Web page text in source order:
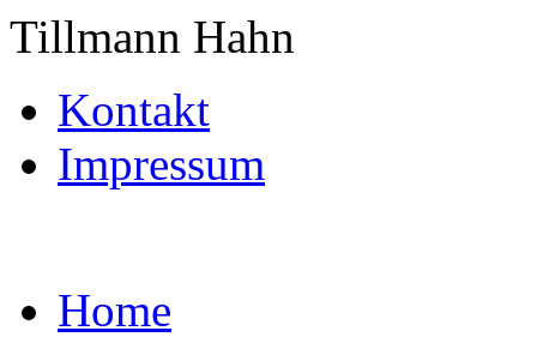
Tillmann Hahn
Kontakt
Impressum
Home